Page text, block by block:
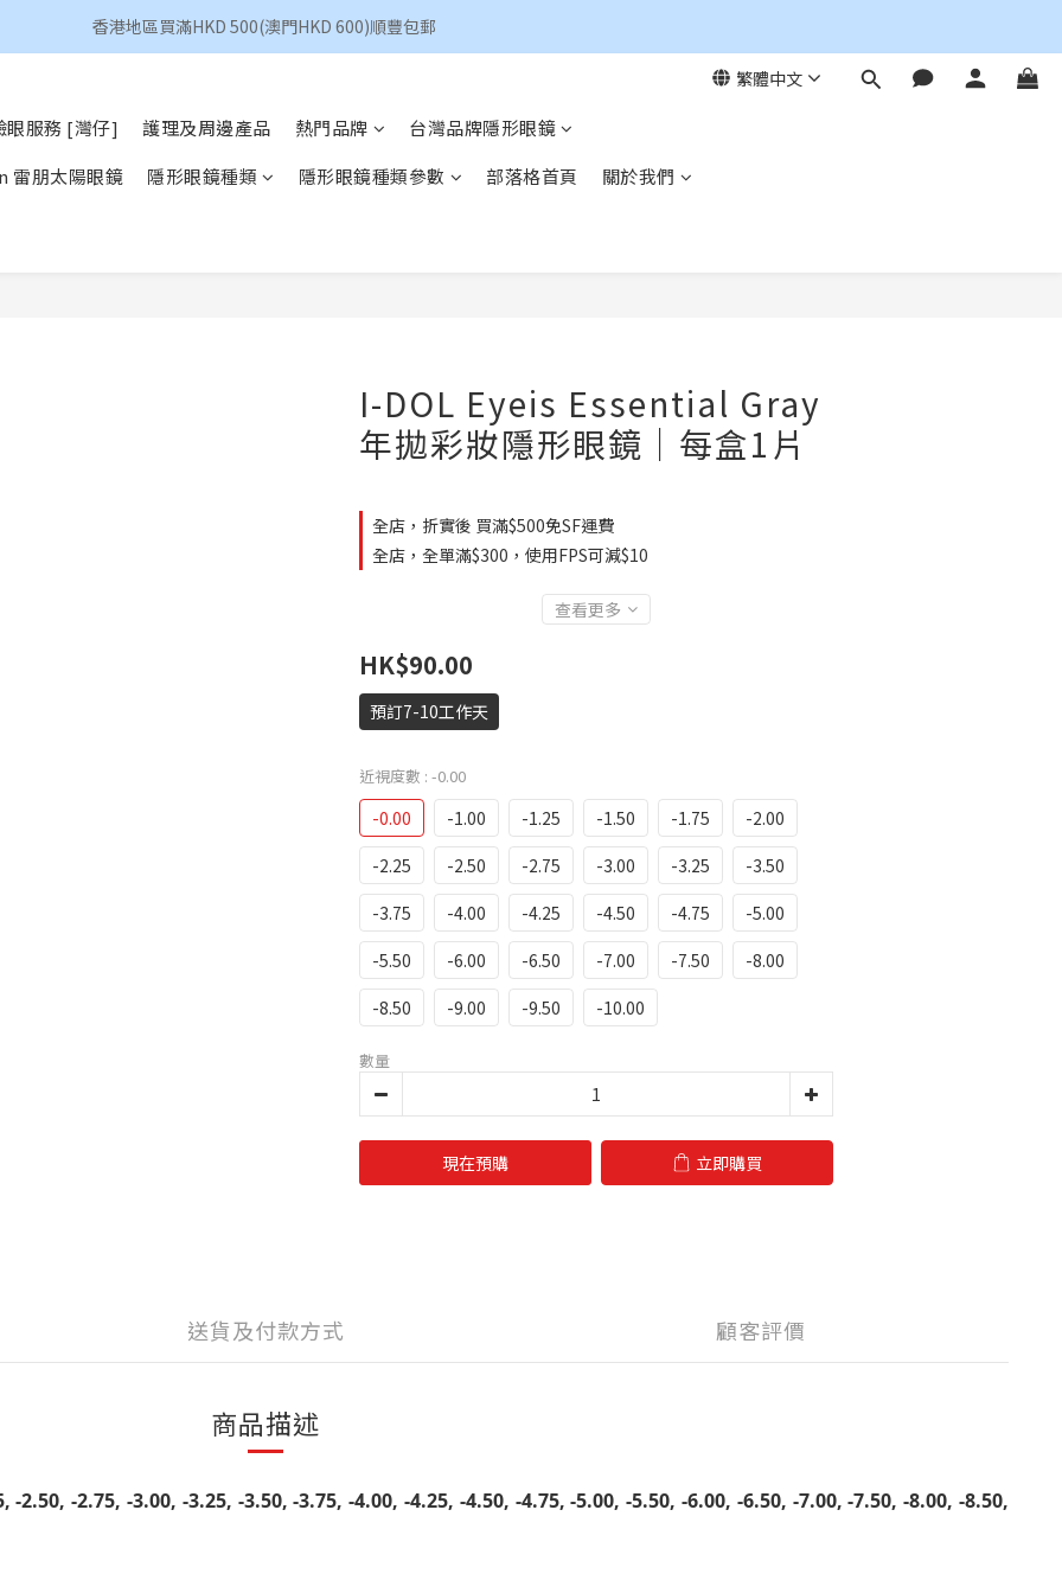
香港地區買滿HKD 500(澳門HKD 600)順豐包郵
香港地區買滿HKD 500(澳門HKD 600)順豐包郵
香港地區買滿HKD 500(澳門HKD 600)順豐包郵
繁體中文
眼服務 [灣仔] 護理及周邊產品 熱門品牌
台灣品牌隱形眼鏡
雷朋太陽眼鏡
隱形眼鏡種類 隱形眼鏡種類參數 部落格首頁 關於我們
I-DOL Eyeis Essential Gray
年拋彩妝隱形眼鏡｜每盒1片
全店，折實後 買滿$500免SF運費
全店，全單滿$300，使用FPS可減$10
查看更多
HK$90.00
預訂7-10工作天
近視度數 : -0.00
-0.00 -1.00 -1.25 -1.50 -1.75
-2.00
-2.25
-2.50 -2.75 -3.00 -3.25
-3.50
-3.75
-4.00 -4.25 -4.50 -4.75
-5.00
-5.50
-6.00 -6.50 -7.00 -7.50
-8.00
-8.50
-9.00 -9.50 -10.00
數量
現在預購 立即購買
送貨及付款方式 顧客評價
商品描述
2.50, -2.75, -3.00, -3.25, -3.50, -3.75, -4.00, -4.25, -4.50, -4.75, -5.00, -5.50, -6.00, -6.50, -7.00, -7.50, -8.00, -8.50,